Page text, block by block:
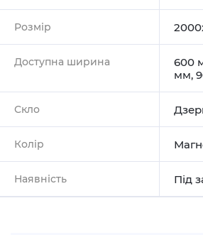
Розмір
Доступна ширина
600
мм,
Скло
Колір
Наявність Під